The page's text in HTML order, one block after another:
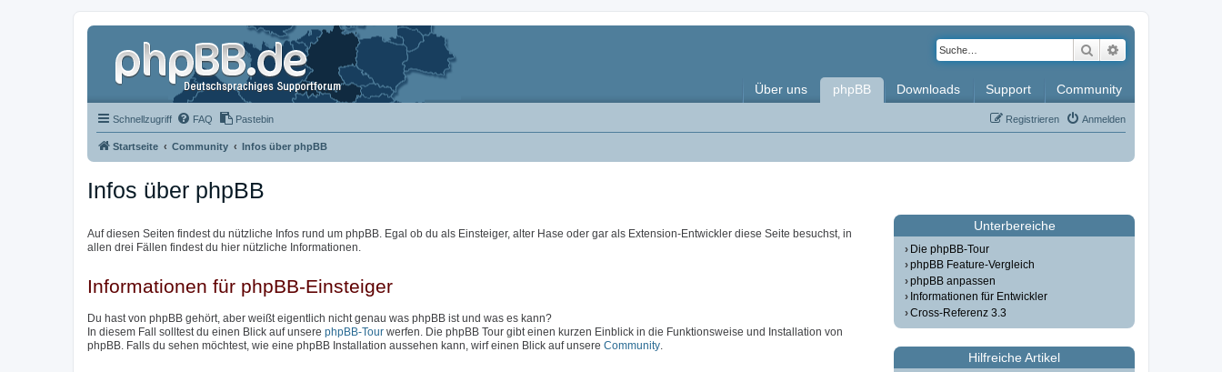
Suche
Über uns phpBB Downloads Support Community
Schnellzugriff FAQ Pastebin Anmelden
Registrieren
Startseite Community Infos über phpBB
Infos über phpBB
Auf diesen Seiten findest du nützliche Infos rund um phpBB. Egal ob du als Einsteiger, alter Hase oder gar als Extension-Entwickler diese Seite besuchst, in
allen drei Fällen findest du hier nützliche Informationen.
Informationen für phpBB-Einsteiger
Du hast von phpBB gehört, aber weißt eigentlich nicht genau was phpBB ist und was es kann?
In diesem Fall solltest du einen Blick auf unsere phpBB-Tour werfen. Die phpBB Tour gibt einen kurzen Einblick in die Funktionsweise und Installation von
phpBB. Falls du sehen möchtest, wie eine phpBB Installation aussehen kann, wirf einen Blick auf unsere Community
Unterbereiche
Die phpBB-Tour
phpBB Feature-Vergleich
phpBB anpassen
Informationen für Entwickler
Cross-Referenz 3.3
Hilfreiche Artikel